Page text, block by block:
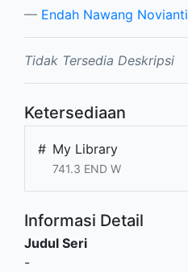
Endah Nawang Novianti
Tidak Tersedia Deskripsi
Ketersediaan
# My Library
741.3 END W
Informasi Detail
Judul Seri
-